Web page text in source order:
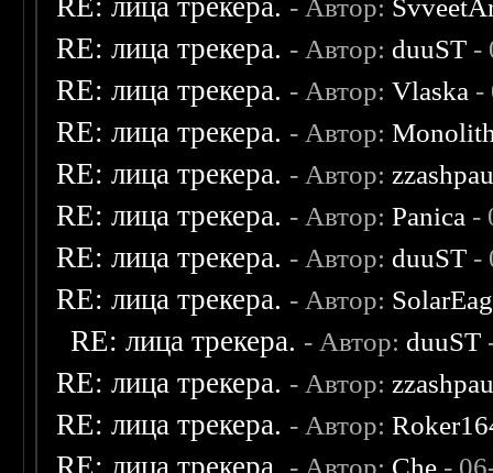
RE: лица трекера. - Автор:
RE: лица трекера. - Автор: duuST -
RE: лица трекера. - Автор:Vlaska -
RE: лица трекера. - Автор:
RE: лица трекера. - Автор:
RE: лица трекера. - Автор:Panica -
RE: лица трекера. - Автор: duuST -
RE: лица трекера. - Автор:
RE: лица трекера. - Автор: duuST
RE: лица трекера. - Автор:
RE: лица трекера. - Автор:
- Автор: Che -